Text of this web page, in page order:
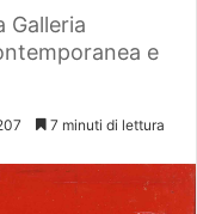
Galleria
e
7 minuti di lettura